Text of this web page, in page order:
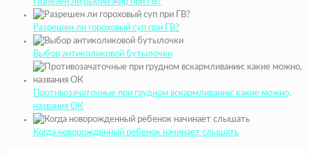
Полезен ли рыбий жир при ГВ?
Разрешен ли гороховый суп при ГВ?
Выбор антиколиковой бутылочки
Противозачаточные при грудном вскармливании: какие можно,
названия ОК
Когда новорожденный ребенок начинает слышать